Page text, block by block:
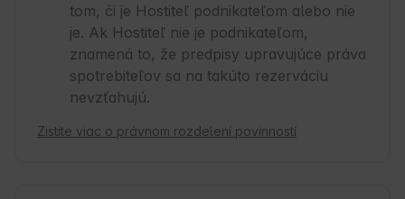
tom, či je Hostiteľ podnikateľom alebo nie
je. Ak Hostiteľ nie je podnikateľom,
znamená to, že predpisy upravujúce práva
spotrebiteľov sa na takúto rezerváciu
nevzťahujú.
Zistite viac o právnom rozdelení povinností